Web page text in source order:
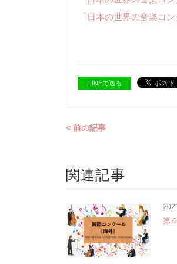
「日本の世界の音楽コ
LINEで送る
< 前の記事
関連記事
第